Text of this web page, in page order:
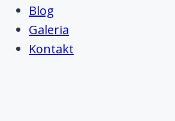
Blog
Galeria
Kontakt